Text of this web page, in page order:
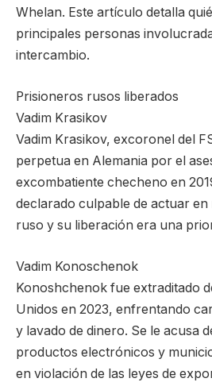
Whelan. Este artículo detalla
principales personas
intercambio.
Prisioneros rusos liberados
Vadim Krasikov
Vadim Krasikov, excoronel del
perpetua en Alemania por el
excombatiente checheno en
declarado culpable de actuar en
ruso y su liberación era una
Vadim Konoschenok
Konoshchenok fue extraditado
Unidos en 2023, enfrentando
y lavado de dinero. Se le acusa
productos electrónicos y
en violación de las leyes de